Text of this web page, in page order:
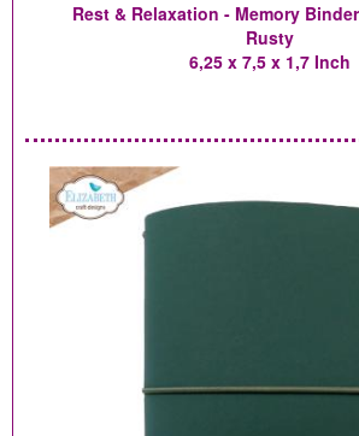
Rest & Relaxation - Memory
Rusty
6,25 x 7,5 x 1,7 Inch